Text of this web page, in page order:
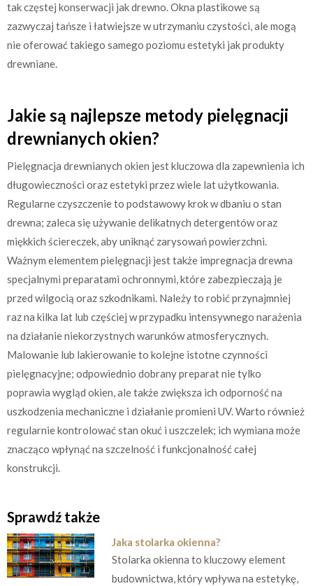
tak częstej konserwacji jak drewno. Okna plastikowe są
zazwyczaj tańsze i łatwiejsze w utrzymaniu czystości, ale mogą
nie oferować takiego samego poziomu estetyki jak produkty
drewniane.
Jakie są najlepsze metody pielęgnacji
drewnianych okien?
Pielęgnacja drewnianych okien jest kluczowa dla zapewnienia ich
długowieczności oraz estetyki przez wiele lat użytkowania.
Regularne czyszczenie to podstawowy krok w dbaniu o stan
drewna; zaleca się używanie delikatnych detergentów oraz
miękkich ściereczek, aby uniknąć zarysowań powierzchni.
Ważnym elementem pielęgnacji jest także impregnacja drewna
specjalnymi preparatami ochronnymi, które zabezpieczają je
przed wilgocią oraz szkodnikami. Należy to robić przynajmniej
raz na kilka lat lub częściej w przypadku intensywnego narażenia
na działanie niekorzystnych warunków atmosferycznych.
Malowanie lub lakierowanie to kolejne istotne czynności
pielęgnacyjne; odpowiednio dobrany preparat nie tylko
poprawia wygląd okien, ale także zwiększa ich odporność na
uszkodzenia mechaniczne i działanie promieni UV. Warto również
regularnie kontrolować stan okuć i uszczelek; ich wymiana może
znacząco wpłynąć na szczelność i funkcjonalność całej
konstrukcji.
Sprawdź także
Jaka stolarka okienna?
Stolarka okienna to kluczowy element
budownictwa, który wpływa na estetykę,